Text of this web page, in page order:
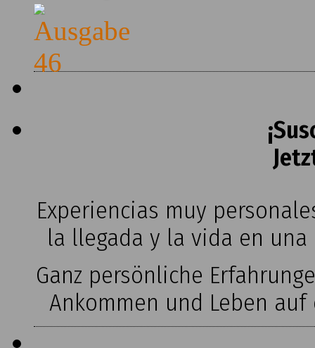
Experiencias muy
la llegada y la vida en
Ganz persönliche
Ankommen und Leben